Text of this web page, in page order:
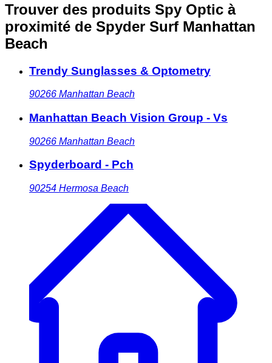
Trouver des produits Spy Optic à
proximité de Spyder Surf Manhattan
Beach
Trendy Sunglasses & Optometry
90266 Manhattan Beach
Manhattan Beach Vision Group - Vs
90266 Manhattan Beach
Spyderboard - Pch
90254 Hermosa Beach